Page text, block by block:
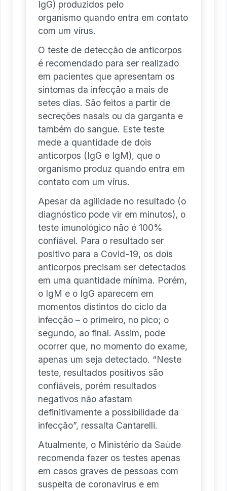
IgG) produzidos pelo
organismo quando entra em contato
com um vírus.
O teste de detecção de anticorpos
é recomendado para ser realizado
em pacientes que apresentam os
sintomas da infecção a mais de
setes dias. São feitos a partir de
secreções nasais ou da garganta e
também do sangue. Este teste
mede a quantidade de dois
anticorpos (IgG e IgM), que o
organismo produz quando entra em
contato com um vírus.
Apesar da agilidade no resultado (o
diagnóstico pode vir em minutos), o
teste imunológico não é 100%
confiável. Para o resultado ser
positivo para a Covid-19, os dois
anticorpos precisam ser detectados
em uma quantidade mínima. Porém,
o IgM e o IgG aparecem em
momentos distintos do ciclo da
infecção – o primeiro, no pico; o
segundo, ao final. Assim, pode
ocorrer que, no momento do exame,
apenas um seja detectado. “Neste
teste, resultados positivos são
confiáveis, porém resultados
negativos não afastam
definitivamente a possibilidade da
infecção”, ressalta Cantarelli.
Atualmente, o Ministério da Saúde
recomenda fazer os testes apenas
em casos graves de pessoas com
suspeita de coronavirus e em